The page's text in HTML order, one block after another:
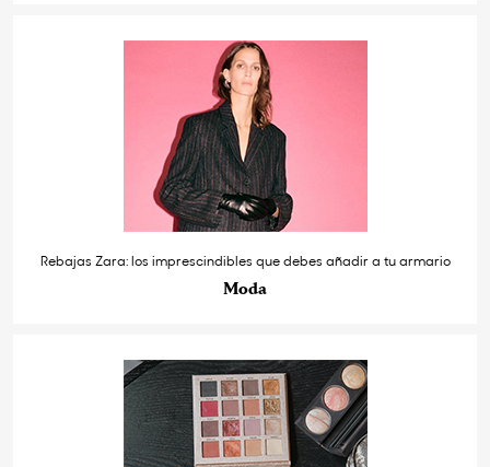
Rebajas Zara: los imprescindibles que debes añadir a tu armario
Moda